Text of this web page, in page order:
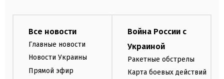
Все новости
Главные новости
Новости Украины
Прямой эфир
Война России с
Украиной
Ракетные обстрелы
Карта боевых действий